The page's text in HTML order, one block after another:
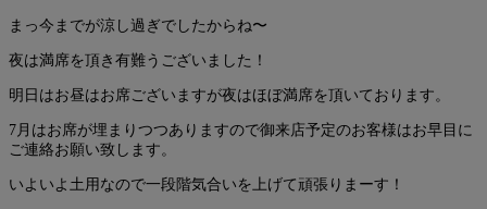
まっ今までが涼し過ぎでしたからね〜
夜は満席を頂き有難うございました！
明日はお昼はお席ございますが夜はほぼ満席を頂いております。
7月はお席が埋まりつつありますので御来店予定のお客様はお早目に
ご連絡お願い致します。
いよいよ土用なので一段階気合いを上げて頑張りまーす！